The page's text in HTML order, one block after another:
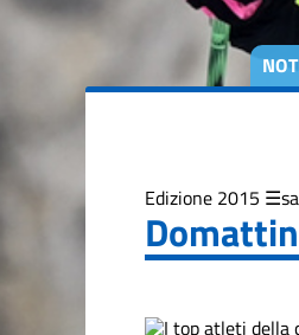
Edizione 2015
Edizione
2017
Edizione
2021